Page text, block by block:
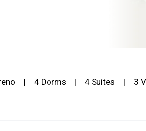
| 4 Dorms | 4 Suítes | 3